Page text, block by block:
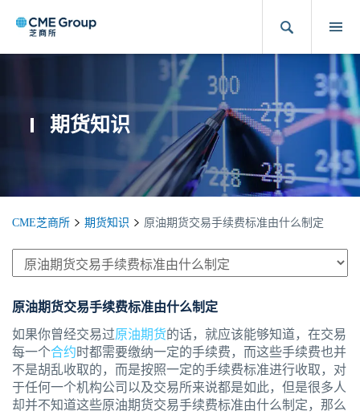
期货知识
CME芝商所 期货知识 原油期货交易手续费标准由什么制定
原油期货交易手续费标准由什么制定
如果你曾经交易过原油期货的话，就应该能够知道，在交易
每一个合约时都需要缴纳一定的手续费，而这些手续费也并
不是胡乱收取的，而是按照一定的手续费标准进行收取，对
于任何一个机构公司以及交易所来说都是如此，但是很多人
却并不知道这些原油期货交易手续费标准由什么制定，那么